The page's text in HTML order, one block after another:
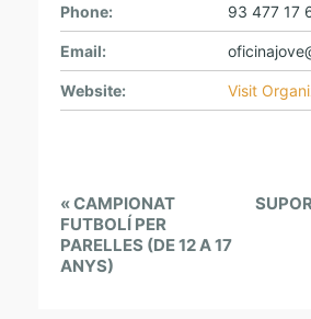
Phone: 93 477 17
Email:
Website: Visit
E
v
e
n
«CAMPIONAT
FUTBOLÍ PER
PARELLES (DE 12 A 17
ANYS)